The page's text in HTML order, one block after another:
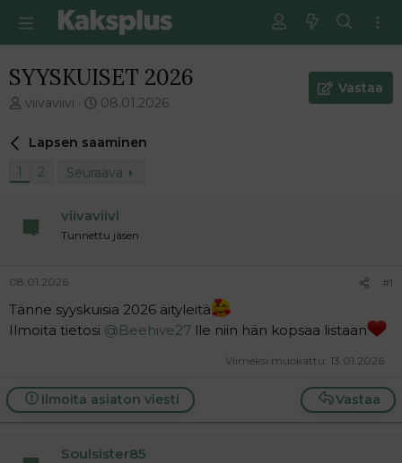
SYYSKUISET 2026
V
e
i
e
t
n
a
o
t
a
j
viivaviivi
E
s
m
i
n
i
e
08.01.2026
Vastaa
Lapsen saaminen
1
2 Seuraava
viivaviivi
Tunnettu jäsen
08.01.2026 #1
Tänne syyskuisia 2026 äityleitä
Ilmoita tietosi @Beehive27 lle niin hän kopsaa listaan
Viimeksi muokattu: 13.01.2026
Vastaa
Ilmoita asiaton viesti
Soulsister85